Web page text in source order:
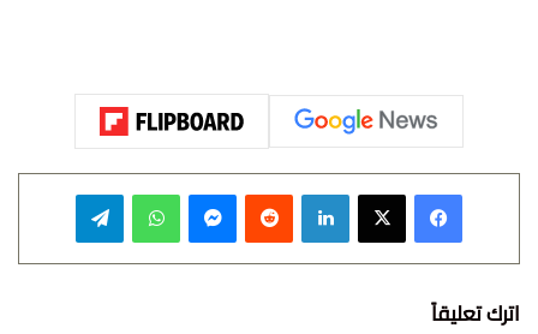
فيسبوك ‫X لينكدإن واتساب
اترك تعليقاً